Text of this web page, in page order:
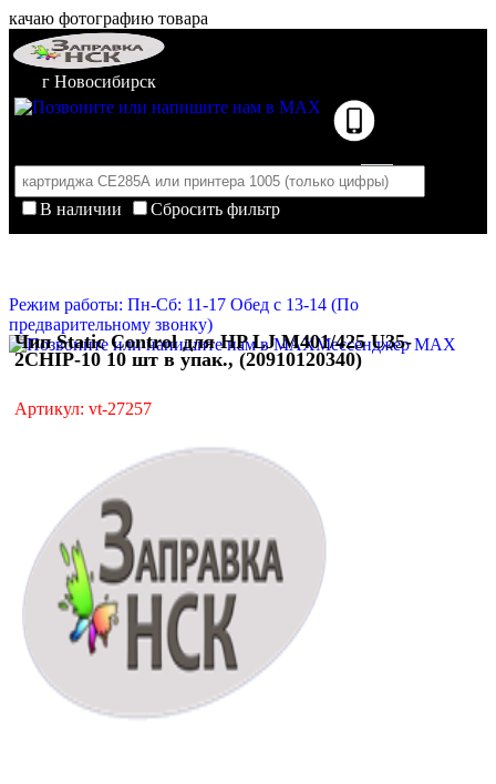
качаю фотографию товара
г Новосибирск
В наличии
Сбросить фильтр
Корзина пуста
Режим работы: Пн-Сб: 11-17 Обед с 13-14 (По
предварительному звонку)
Мессенджер MAX
Чип Static Control для HP LJ M401/425 U35-
2CHIP-10 10 шт в упак., (20910120340)
Артикул: vt-27257